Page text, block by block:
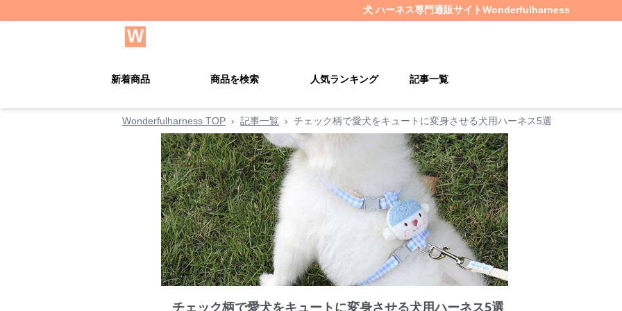
犬 ハーネス専門通販サイトWonderfulharness
新着商品 商品を検索 人気ランキング 記事一覧
Wonderfulharness TOP › 記事一覧 › チェック柄で愛犬をキュートに変身させる犬用ハーネス5選
チェック柄で愛犬をキュートに変身させる犬用ハーネス5選